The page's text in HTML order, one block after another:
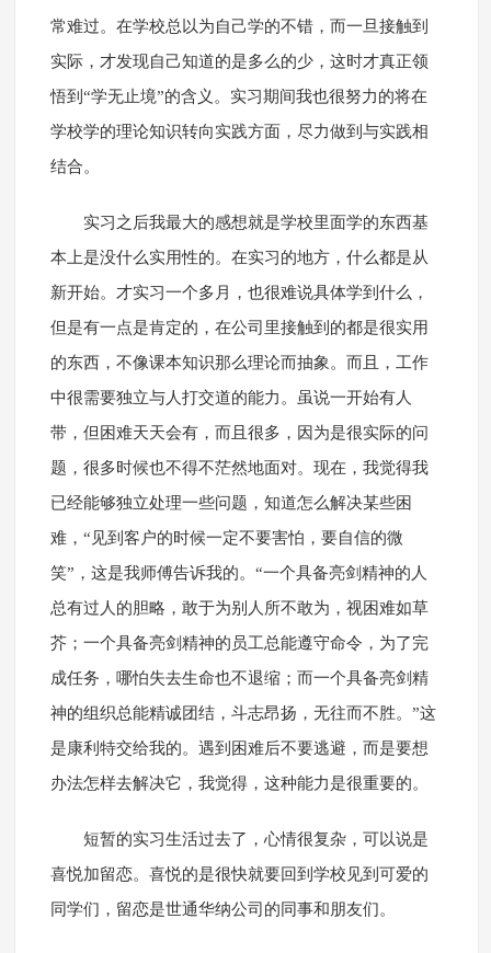
常难过。在学校总以为自己学的不错，而一旦接触到
实际，才发现自己知道的是多么的少，这时才真正领
悟到“学无止境”的含义。实习期间我也很努力的将在
学校学的理论知识转向实践方面，尽力做到与实践相
结合。
实习之后我最大的感想就是学校里面学的东西基
本上是没什么实用性的。在实习的地方，什么都是从
新开始。才实习一个多月，也很难说具体学到什么，
但是有一点是肯定的，在公司里接触到的都是很实用
的东西，不像课本知识那么理论而抽象。而且，工作
中很需要独立与人打交道的能力。虽说一开始有人
带，但困难天天会有，而且很多，因为是很实际的问
题，很多时候也不得不茫然地面对。现在，我觉得我
已经能够独立处理一些问题，知道怎么解决某些困
难，“见到客户的时候一定不要害怕，要自信的微
笑”，这是我师傅告诉我的。“一个具备亮剑精神的人
总有过人的胆略，敢于为别人所不敢为，视困难如草
芥；一个具备亮剑精神的员工总能遵守命令，为了完
成任务，哪怕失去生命也不退缩；而一个具备亮剑精
神的组织总能精诚团结，斗志昂扬，无往而不胜。”这
是康利特交给我的。遇到困难后不要逃避，而是要想
办法怎样去解决它，我觉得，这种能力是很重要的。
短暂的实习生活过去了，心情很复杂，可以说是
喜悦加留恋。喜悦的是很快就要回到学校见到可爱的
同学们，留恋是世通华纳公司的同事和朋友们。